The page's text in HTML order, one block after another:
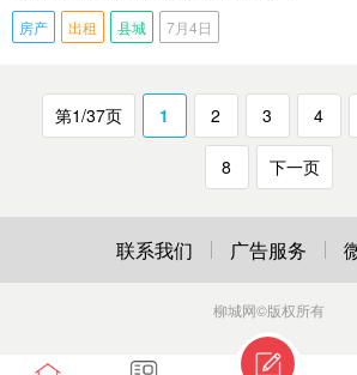
房产 出租 县城 7月4日
第1/37页 1 2 3 4
8 下一页
联系我们 广告服务
柳城网©版权所有